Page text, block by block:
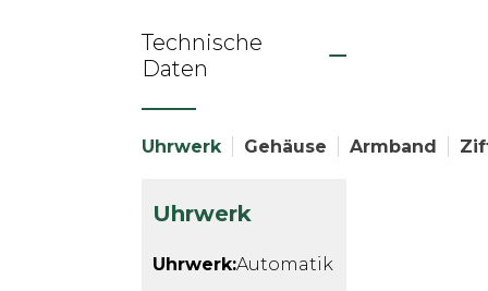
Technische
Daten
Uhrwerk Gehäuse Armband
Uhrwerk
Uhrwerk:Automatik